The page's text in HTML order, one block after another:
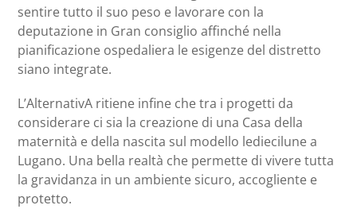
sentire tutto il suo peso e lavorare con la
deputazione in Gran consiglio affinché nella
pianificazione ospedaliera le esigenze del distretto
siano integrate.
L’AlternativA ritiene infine che tra i progetti da
considerare ci sia la creazione di una Casa della
maternità e della nascita sul modello lediecilune a
Lugano. Una bella realtà che permette di vivere tutta
la gravidanza in un ambiente sicuro, accogliente e
protetto.